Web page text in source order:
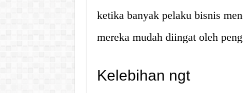
ketika banyak pelaku bisnis
mereka mudah diingat oleh
Kelebihan ngt